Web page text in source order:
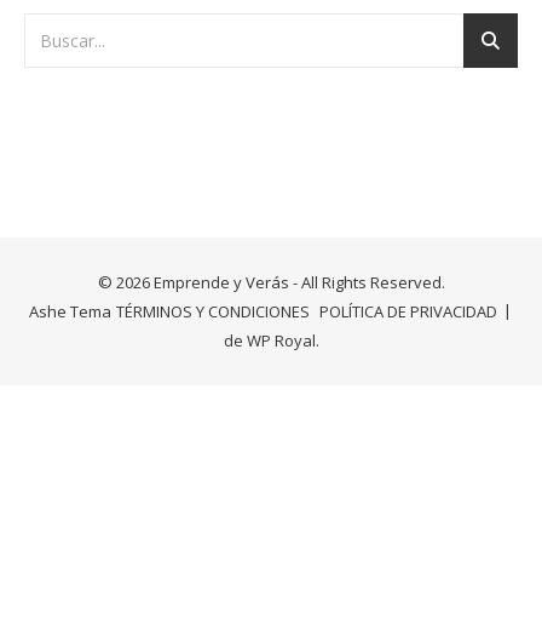
© 2026 Emprende y Verás - All Rights Reserved.
TÉRMINOS Y CONDICIONES POLÍTICA DE PRIVACIDAD
Ashe Tema
de WP Royal.